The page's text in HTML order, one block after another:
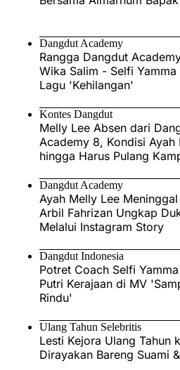
Dangdut Academy
Rangga Dangdut
Wika Salim - Selfi Yamma
Lagu 'Kehilangan'
Kontes Dangdut
Melly Lee Absen dari
Academy 8, Kondisi Ayah
hingga Harus Pulang
Dangdut Academy
Ayah Melly Lee
Arbil Fahrizan Ungkap
Melalui Instagram Story
Dangdut Indonesia
Potret Coach Selfi
Putri Kerajaan di MV
Rindu'
Ulang Tahun Selebritis
Lesti Kejora Ulang Tahun
Dirayakan Bareng Suami